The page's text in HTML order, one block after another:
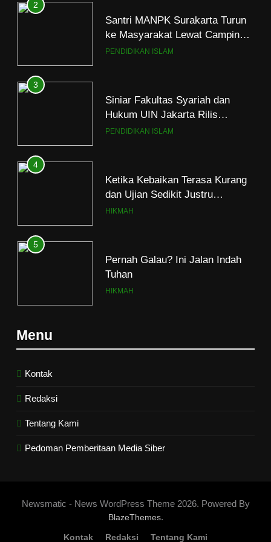
3
Siniar Fakultas Syariah dan
Hukum UIN Jakarta Rilis
Program Fikih Genzi Selama
PENDIDIKAN ISLAM
4
Ketika Kebaikan Terasa Kurang
dan Ujian Sedikit Justru
Menjerumuskan
HIKMAH
5
Pernah Galau? Ini Jalan Indah
Tuhan
HIKMAH
6
Ngopi Bareng; Romantisme
Abadi
HIKMAH
Kopi Beneran Versus Kopi Darat
8
HIKMAH
Mahasiswa dan Santri Serukan
Tolak Kekerasan Seksual di
Menu
Kontak
Redaksi
Tentang Kami
Pedoman Pemberitaan Media Siber
Newsmatic - News WordPress Theme 2026. Powered By
BlazeThemes.
Kontak Redaksi Tentang Kami